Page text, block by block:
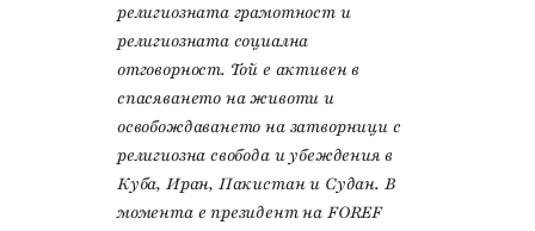
религиозната грамотност и
религиозната социална
отговорност. Той е активен в
спасяването на животи и
освобождаването на затворници с
религиозна свобода и убеждения в
Куба, Иран, Пакистан и Судан. В
момента е президент на FOREF